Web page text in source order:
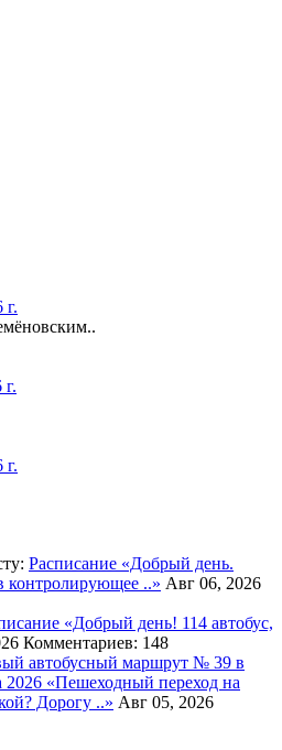
г.
г.
Расписание «Добрый день.
контролирующее ..» Авг 06, 2026
«Добрый день! 114 автобус,
Комментариев: 148
автобусный маршрут № 39 в
2026 «Пешеходный переход на
Дорогу ..» Авг 05, 2026